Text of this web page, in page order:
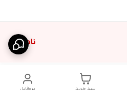
ناموجود